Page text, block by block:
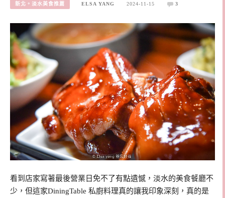
新北。淡水美食推薦 ELSA YANG 2024-11-15 3
看到店家寫著最後營業日免不了有點遺憾，淡水的美食餐廳不
少，但這家DiningTable 私廚料理真的讓我印象深刻，真的是